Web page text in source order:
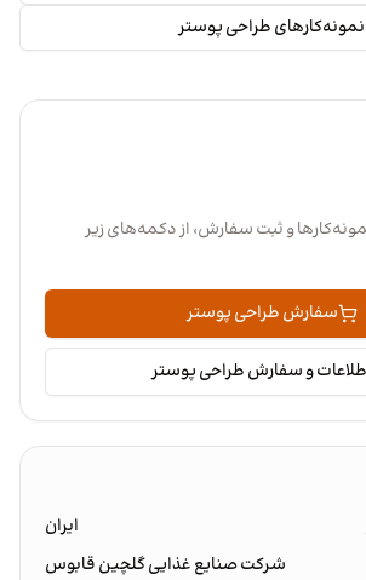
نمونه‌کارهای طراحی پوستر
و ثبت سفارش، از دکمه‌های زیر
سفارش طراحی پوستر
و سفارش طراحی پوستر
ایران
شرکت صنایع غذایی گلچین قابوس